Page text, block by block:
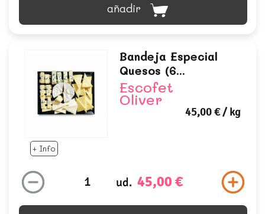
añadir
+ Info
Bandeja Especial
Quesos (6...
Escofet
Oliver
45,00 €/ kg
ud. 45,00 €